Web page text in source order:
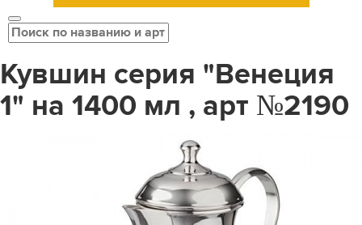
Кувшин серия "Венеция
1" на 1400 мл , арт №2190